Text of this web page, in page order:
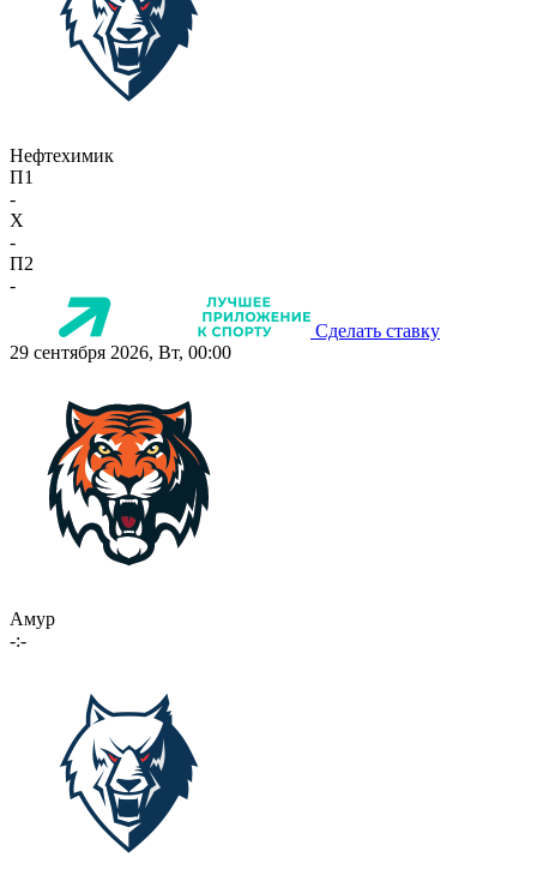
Нефтехимик
П1
-
X
-
П2
-
Сделать ставку
29 сентября 2026, Вт, 00:00
Амур
-:-